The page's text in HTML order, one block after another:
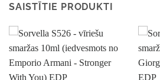
SAISTĪTIE PRODUKTI